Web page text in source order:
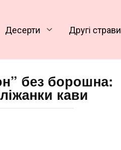
Десерти Другі страви
без борошна:
кави